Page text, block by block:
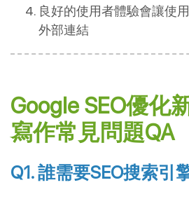
良好的使用者體驗會讓使
外部連結
Google SEO優化
寫作常見問題QA
Q1. 誰需要SEO搜索引